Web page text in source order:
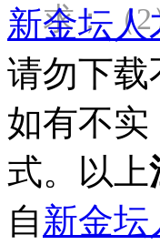
求；（
新金坛人
请勿下载
如有不
式。以上
自新金坛